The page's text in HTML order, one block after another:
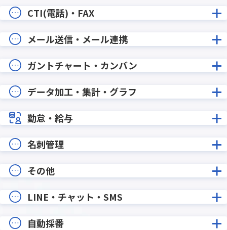
CTI(電話)・FAX
メール送信・メール連携
ガントチャート・カンバン
データ加工・集計・グラフ
勤怠・給与
名刺管理
その他
LINE・チャット・SMS
自動採番